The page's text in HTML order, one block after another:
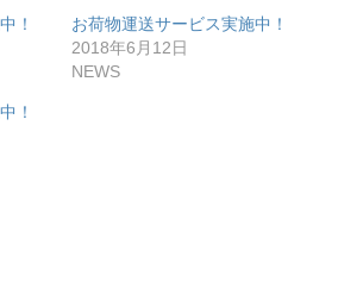
！
お荷物運送サービス実施中！
2018年6月12日
NEWS
！